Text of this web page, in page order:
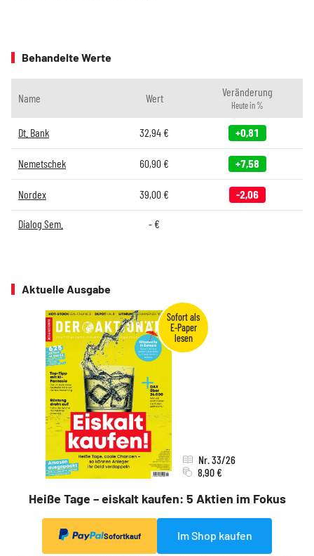
Behandelte Werte
Name Wert Veränderung
Heute in %
Dt. Bank 32,94 € +0,81
Nemetschek 60,90 € +7,58
Nordex 39,00 € -2,06
Dialog Sem. - €
Aktuelle Ausgabe
Heiße Tage – eiskalt kaufen: 5 Aktien im Fokus
Nr. 33/26
8,90 €
Sofortkauf Im Shop kaufen